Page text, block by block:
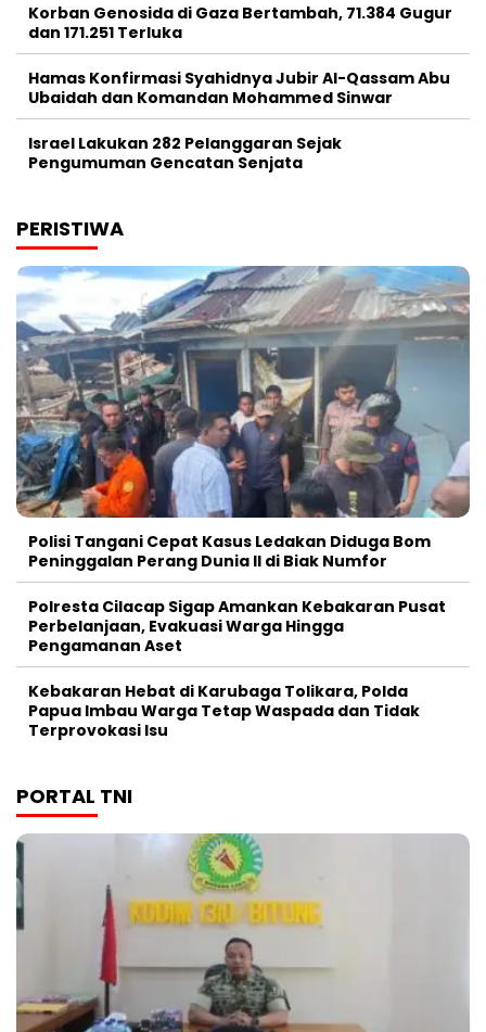
Korban Genosida di Gaza Bertambah, 71.384 Gugur
dan 171.251 Terluka
Hamas Konfirmasi Syahidnya Jubir Al-Qassam Abu
Ubaidah dan Komandan Mohammed Sinwar
Israel Lakukan 282 Pelanggaran Sejak
Pengumuman Gencatan Senjata
PERISTIWA
Polisi Tangani Cepat Kasus Ledakan Diduga Bom
Peninggalan Perang Dunia II di Biak Numfor
Polresta Cilacap Sigap Amankan Kebakaran Pusat
Perbelanjaan, Evakuasi Warga Hingga
Pengamanan Aset
Kebakaran Hebat di Karubaga Tolikara, Polda
Papua Imbau Warga Tetap Waspada dan Tidak
Terprovokasi Isu
PORTAL TNI